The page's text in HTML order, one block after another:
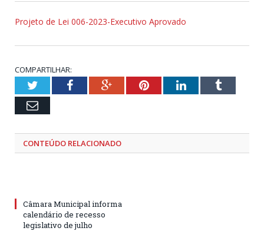
Projeto de Lei 006-2023-Executivo Aprovado
COMPARTILHAR:
TwitterFacebookGoogle+PinterestLinkedInTumblr
Email
CONTEÚDO RELACIONADO
Câmara Municipal informa
calendário de recesso
legislativo de julho